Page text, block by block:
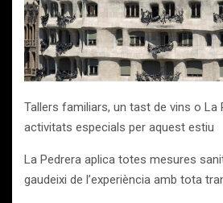
Tallers familiars, un tast de vins o La
activitats especials per aquest estiu
La Pedrera aplica totes mesures
gaudeixi de l’experiència amb tota